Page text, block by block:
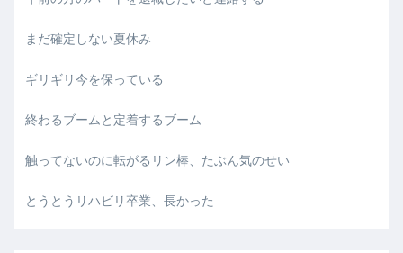
まだ確定しない夏休み
ギリギリ今を保っている
終わるブームと定着するブーム
触ってないのに転がるリン棒、たぶん気のせい
とうとうリハビリ卒業、長かった